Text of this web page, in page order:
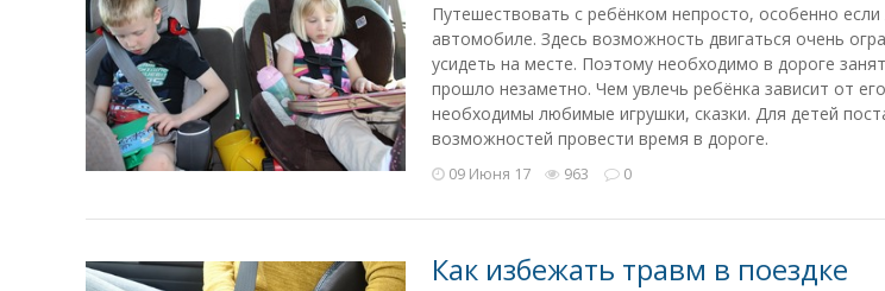
Путешествовать с ребёнком непросто, особенно
автомобиле. Здесь возможность двигаться очень
усидеть на месте. Поэтому необходимо в дороге
прошло незаметно. Чем увлечь ребёнка зависит от
необходимы любимые игрушки, сказки. Для детей
возможностей провести время в дороге.
09 Июня 17 963 0
Как избежать травм в поездке